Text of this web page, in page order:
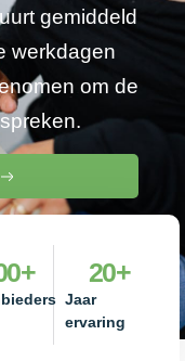
gemiddeld
werkdagen
om de
+
Jaar
ervaring
20+